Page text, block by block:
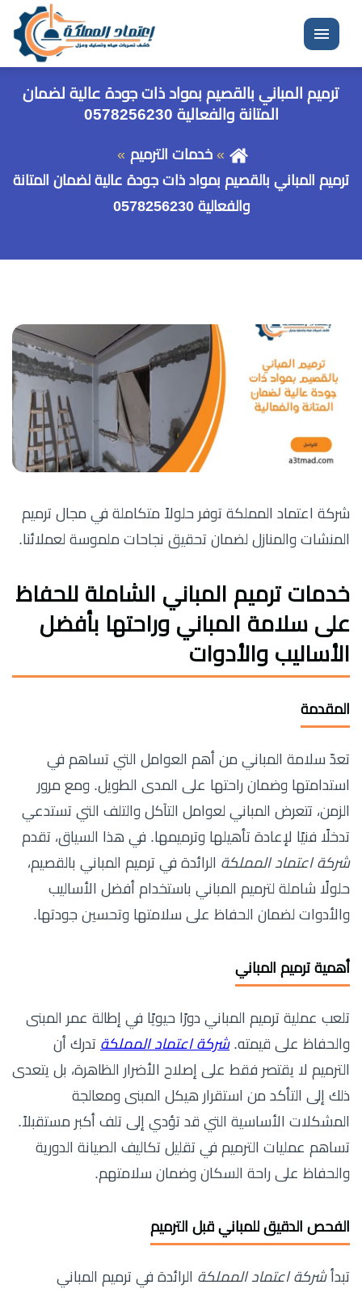
القائمة
ترميم المباني بالقصيم بمواد ذات جودة عالية لضمان
المتانة والفعالية 0578256230
خدمات الترميم
ترميم المباني بالقصيم بمواد ذات جودة عالية لضمان المتانة
والفعالية 0578256230
شركة اعتماد المملكة توفر حلولاً متكاملة في مجال ترميم
المنشات والمنازل لضمان تحقيق نجاحات ملموسة لعملائنا.
خدمات ترميم المباني الشاملة للحفاظ
على سلامة المباني وراحتها بأفضل
الأساليب والأدوات
المقدمة
تعدّ سلامة المباني من أهم العوامل التي تساهم في
استدامتها وضمان راحتها على المدى الطويل. ومع مرور
الزمن، تتعرض المباني لعوامل التآكل والتلف التي تستدعي
تدخلًا فنيًا لإعادة تأهيلها وترميمها. في هذا السياق، تقدم
شركة اعتماد المملكة الرائدة في ترميم المباني بالقصيم،
حلولًا شاملة لترميم المباني باستخدام أفضل الأساليب
والأدوات لضمان الحفاظ على سلامتها وتحسين جودتها.
أهمية ترميم المباني
تلعب عملية ترميم المباني دورًا حيويًا في إطالة عمر المبنى
والحفاظ على قيمته.شركة اعتماد المملكة تدرك أن
الترميم لا يقتصر فقط على إصلاح الأضرار الظاهرة، بل يتعدى
ذلك إلى التأكد من استقرار هيكل المبنى ومعالجة
المشكلات الأساسية التي قد تؤدي إلى تلف أكبر مستقبلاً.
تساهم عمليات الترميم في تقليل تكاليف الصيانة الدورية
والحفاظ على راحة السكان وضمان سلامتهم.
الفحص الدقيق للمباني قبل الترميم
تبدأشركة اعتماد المملكة الرائدة في ترميم المباني